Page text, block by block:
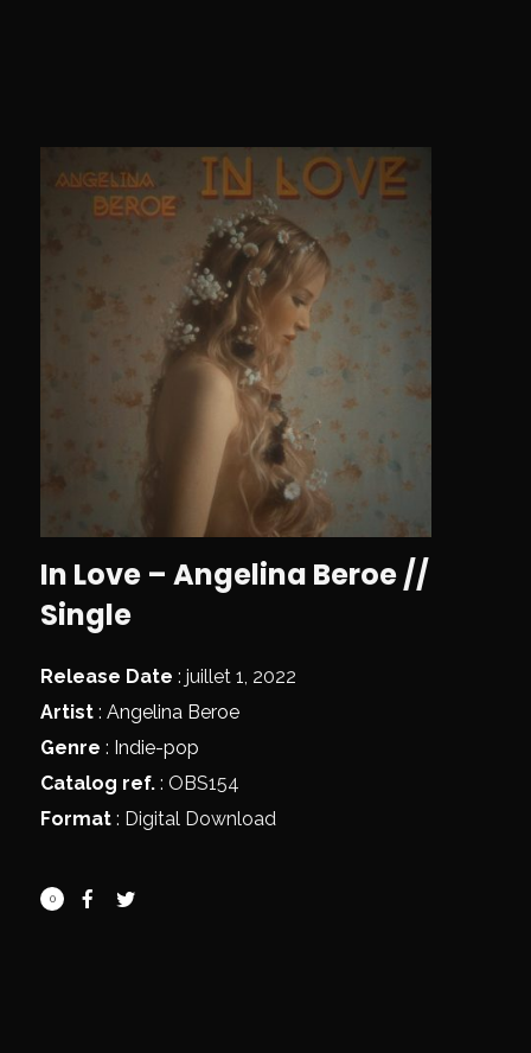
In Love – Angelina Beroe //
Single
Release Date : juillet 1, 2022
Artist :Angelina Beroe
Genre : Indie-pop
Catalog ref. : OBS154
Format : Digital Download
0